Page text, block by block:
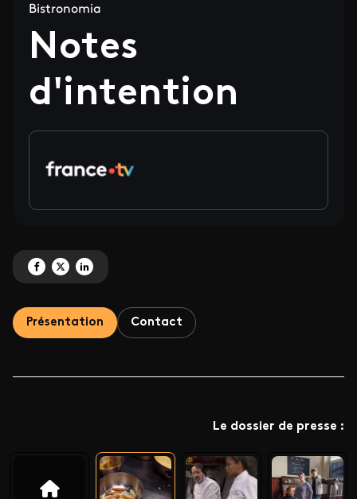
Bistronomia
Notes
d'intention
Partagez 'Notes d'intention' sur Facebook
Partagez 'Notes d'intention' sur X
Partagez 'Notes d'intention' sur LinkedIn
Présentation Contact
Le dossier de presse :